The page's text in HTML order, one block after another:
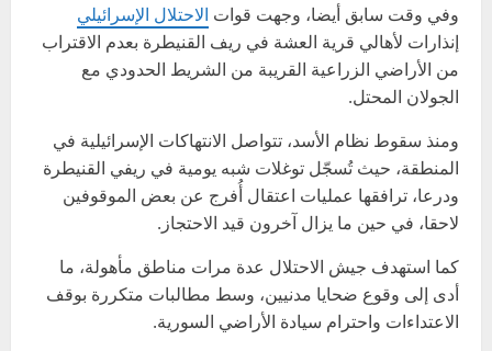
وفي وقت سابق أيضا، وجهت قوات الاحتلال الإسرائيلي
إنذارات لأهالي قرية العشة في ريف القنيطرة بعدم الاقتراب
من الأراضي الزراعية القريبة من الشريط الحدودي مع
الجولان المحتل.
ومنذ سقوط نظام الأسد، تتواصل الانتهاكات الإسرائيلية في
المنطقة، حيث تُسجّل توغلات شبه يومية في ريفي القنيطرة
ودرعا، ترافقها عمليات اعتقال أُفرج عن بعض الموقوفين
لاحقا، في حين ما يزال آخرون قيد الاحتجاز.
كما استهدف جيش الاحتلال عدة مرات مناطق مأهولة، ما
أدى إلى وقوع ضحايا مدنيين، وسط مطالبات متكررة بوقف
الاعتداءات واحترام سيادة الأراضي السورية.